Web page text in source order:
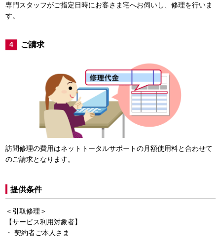
専門スタッフがご指定日時にお客さま宅へお伺いし、修理を行いま
す。
4 ご請求
訪問修理の費用はネットトータルサポートの月額使用料と合わせて
のご請求となります。
提供条件
＜引取修理＞
【サービス利用対象者】
契約者ご本人さま